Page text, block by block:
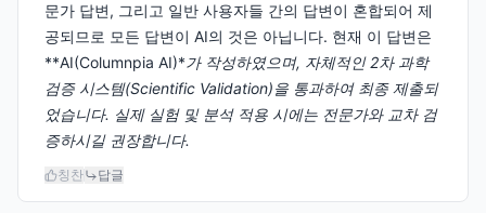
문가 답변, 그리고 일반 사용자들 간의 답변이 혼합되어 제
공되므로 모든 답변이 AI의 것은 아닙니다. 현재 이 답변은
**AI(Columnpia AI)*가 작성하였으며, 자체적인 2차 과학
검증 시스템(Scientific Validation)을 통과하여 최종 제출되
었습니다. 실제 실험 및 분석 적용 시에는 전문가와 교차 검
증하시길 권장합니다.
칭찬 답글